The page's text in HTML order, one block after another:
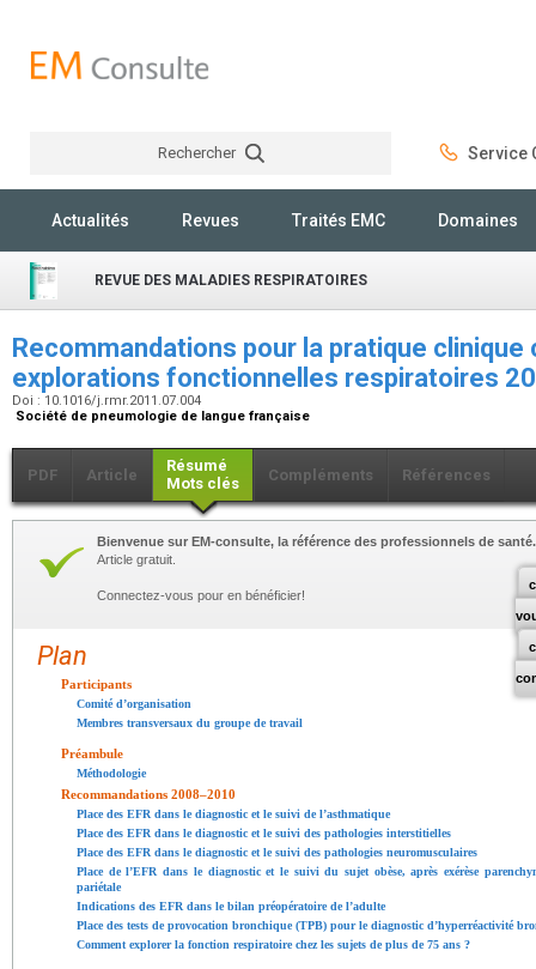
Rechercher Service
Actualités Revues Traités EMC Domaines
REVUE DES MALADIES RESPIRATOIRES
Recommandations pour la pratique
explorations fonctionnelles respiratoires
Doi : 10.1016/j.rmr.2011.07.004
Société de pneumologie de langue française
PDF Article
Résumé
Mots clés
Compléments Références
Bienvenue sur EM-consulte, la référence des professionnels de santé.
Article gratuit.
Connectez-vous pour en bénéficier!
Plan
Participants
Comité d’organisation
Membres transversaux du groupe de travail
Préambule
Méthodologie
Recommandations 2008–2010
Place des EFR dans le diagnostic et le suivi de l’asthmatique
Place des EFR dans le diagnostic et le suivi des pathologies interstitielles
Place des EFR dans le diagnostic et le suivi des pathologies neuromusculaires
Place de l’EFR dans le diagnostic et le suivi du sujet obèse, après exérèse
pariétale
Indications des EFR dans le bilan préopératoire de l’adulte
Place des tests de provocation bronchique (TPB) pour le diagnostic d’hyperréactivité
Comment explorer la fonction respiratoire chez les sujets de plus de 75 ans ?